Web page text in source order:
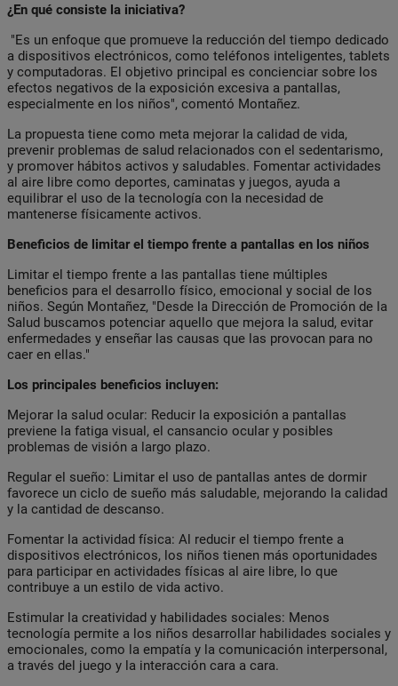
¿En qué consiste la iniciativa?
"Es un enfoque que promueve la reducción del tiempo dedicado
a dispositivos electrónicos, como teléfonos inteligentes, tablets
y computadoras. El objetivo principal es concienciar sobre los
efectos negativos de la exposición excesiva a pantallas,
especialmente en los niños", comentó Montañez.
La propuesta tiene como meta mejorar la calidad de vida,
prevenir problemas de salud relacionados con el sedentarismo,
y promover hábitos activos y saludables. Fomentar actividades
al aire libre como deportes, caminatas y juegos, ayuda a
equilibrar el uso de la tecnología con la necesidad de
mantenerse físicamente activos.
Beneficios de limitar el tiempo frente a pantallas en los niños
Limitar el tiempo frente a las pantallas tiene múltiples
beneficios para el desarrollo físico, emocional y social de los
niños. Según Montañez, "Desde la Dirección de Promoción de la
Salud buscamos potenciar aquello que mejora la salud, evitar
enfermedades y enseñar las causas que las provocan para no
caer en ellas."
Los principales beneficios incluyen:
Mejorar la salud ocular: Reducir la exposición a pantallas
previene la fatiga visual, el cansancio ocular y posibles
problemas de visión a largo plazo.
Regular el sueño: Limitar el uso de pantallas antes de dormir
favorece un ciclo de sueño más saludable, mejorando la calidad
y la cantidad de descanso.
Fomentar la actividad física: Al reducir el tiempo frente a
dispositivos electrónicos, los niños tienen más oportunidades
para participar en actividades físicas al aire libre, lo que
contribuye a un estilo de vida activo.
Estimular la creatividad y habilidades sociales: Menos
tecnología permite a los niños desarrollar habilidades sociales y
emocionales, como la empatía y la comunicación interpersonal,
a través del juego y la interacción cara a cara.